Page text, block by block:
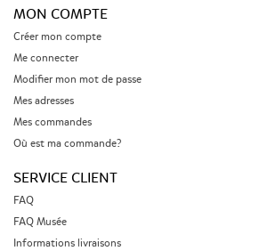
personnaliser vos bonbonnières de
souhaits. Vous pourrez aussi ajouter
sélection de bonbons classiques,
au chocolat pour créer le mélange
vous bénéficiez d’une livraison rapide.
geste attentionné qui fera fondre
n’attendez plus, faites votre choix
MON COMPTE
Créer mon compte
Me connecter
Modifier mon mot de passe
Mes adresses
Mes commandes
Où est ma commande?
SERVICE CLIENT
FAQ
FAQ Musée
Informations livraisons